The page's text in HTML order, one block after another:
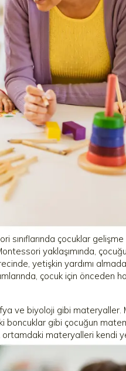
çocuklar
yaklaşımında,
yetişkin yardımı
çocuk için önceden
ve biyoloji gibi
boncuklar gibi çocuğun
ortamdaki materyalleri kendi